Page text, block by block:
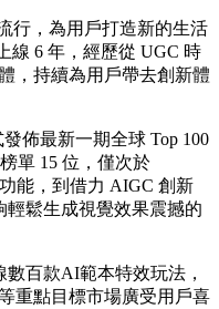
行，為用戶打造新的生活
線 6 年，經歷從 UGC 時
，持續為用戶帶去創新體
佈最新一期全球 Top 100
單 15 位，僅次於
能，到借力 AIGC 創新
輕鬆生成視覺效果震撼的
數百款AI範本特效玩法，
重點目標市場廣受用戶喜